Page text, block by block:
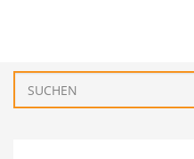
BÜRGERSERVICE